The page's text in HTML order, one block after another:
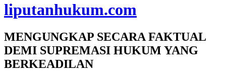
liputanhukum.com
MENGUNGKAP SECARA FAKTUAL
DEMI SUPREMASI HUKUM YANG
BERKEADILAN